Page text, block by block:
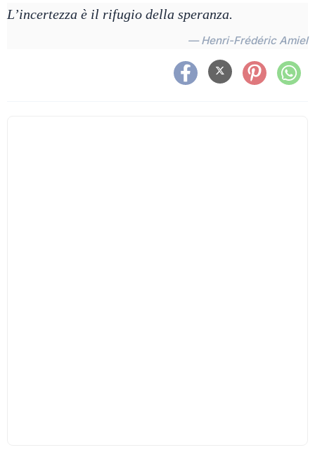
L’incertezza è il rifugio della speranza.
— Henri-Frédéric Amiel